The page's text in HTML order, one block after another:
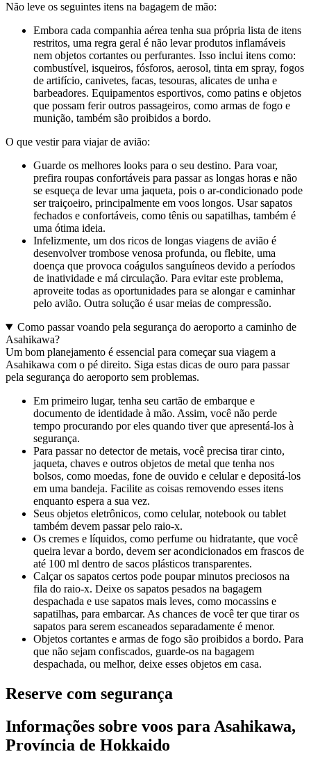
Não leve os seguintes itens na bagagem de mão:
Embora cada companhia aérea tenha sua própria lista de itens
restritos, uma regra geral é não levar produtos inflamáveis
nem objetos cortantes ou perfurantes. Isso inclui itens como:
combustível, isqueiros, fósforos, aerosol, tinta em spray, fogos
de artifício, canivetes, facas, tesouras, alicates de unha e
barbeadores. Equipamentos esportivos, como patins e objetos
que possam ferir outros passageiros, como armas de fogo e
munição, também são proibidos a bordo.
O que vestir para viajar de avião:
Guarde os melhores looks para o seu destino. Para voar,
prefira roupas confortáveis para passar as longas horas e não
se esqueça de levar uma jaqueta, pois o ar-condicionado pode
ser traiçoeiro, principalmente em voos longos. Usar sapatos
fechados e confortáveis, como tênis ou sapatilhas, também é
uma ótima ideia.
Infelizmente, um dos ricos de longas viagens de avião é
desenvolver trombose venosa profunda, ou flebite, uma
doença que provoca coágulos sanguíneos devido a períodos
de inatividade e má circulação. Para evitar este problema,
aproveite todas as oportunidades para se alongar e caminhar
pelo avião. Outra solução é usar meias de compressão.
Como passar voando pela segurança do aeroporto a caminho de
Asahikawa?
Um bom planejamento é essencial para começar sua viagem a
Asahikawa com o pé direito. Siga estas dicas de ouro para passar
pela segurança do aeroporto sem problemas.
Em primeiro lugar, tenha seu cartão de embarque e
documento de identidade à mão. Assim, você não perde
tempo procurando por eles quando tiver que apresentá-los à
segurança.
Para passar no detector de metais, você precisa tirar cinto,
jaqueta, chaves e outros objetos de metal que tenha nos
bolsos, como moedas, fone de ouvido e celular e depositá-los
em uma bandeja. Facilite as coisas removendo esses itens
enquanto espera a sua vez.
Seus objetos eletrônicos, como celular, notebook ou tablet
também devem passar pelo raio-x.
Os cremes e líquidos, como perfume ou hidratante, que você
queira levar a bordo, devem ser acondicionados em frascos de
até 100 ml dentro de sacos plásticos transparentes.
Calçar os sapatos certos pode poupar minutos preciosos na
fila do raio-x. Deixe os sapatos pesados na bagagem
despachada e use sapatos mais leves, como mocassins e
sapatilhas, para embarcar. As chances de você ter que tirar os
sapatos para serem escaneados separadamente é menor.
Objetos cortantes e armas de fogo são proibidos a bordo. Para
que não sejam confiscados, guarde-os na bagagem
despachada, ou melhor, deixe esses objetos em casa.
Reserve com segurança
Informações sobre voos para Asahikawa,
Província de Hokkaido